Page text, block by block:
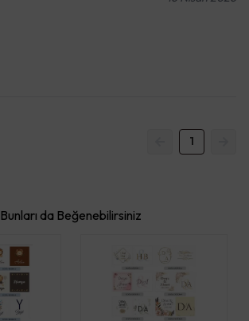
1
Bunları da Beğenebilirsiniz